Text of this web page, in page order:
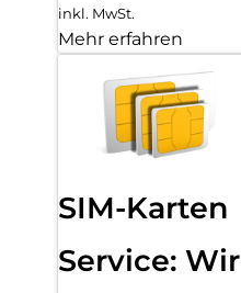
inkl. MwSt.
Mehr erfahren
SIM-Karten
Service: Wir